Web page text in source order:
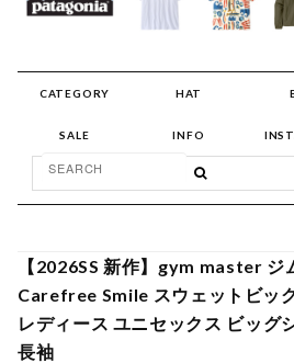
CATEGORY HAT
SALE INFO
【2026SS 新作】gym master ジ
Carefree Smile スウェットビッ
レディース ユニセックス ビッグ
長袖